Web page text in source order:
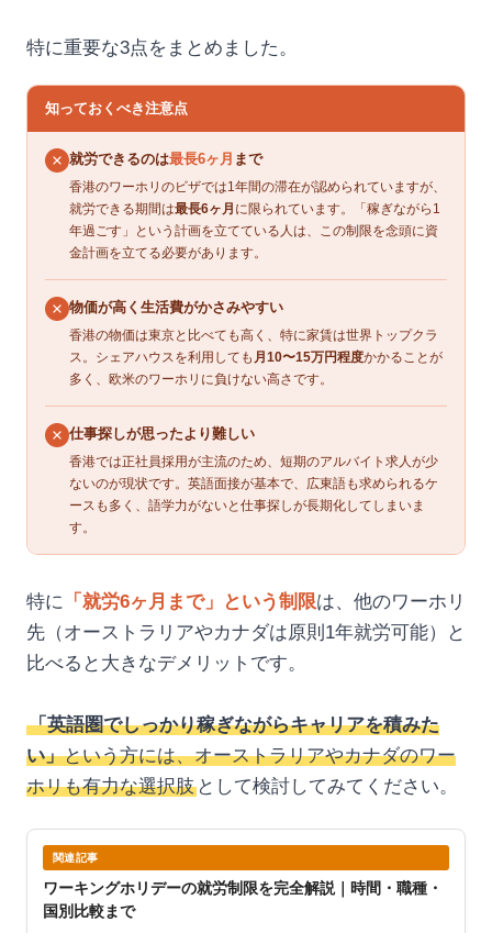
特に重要な3点をまとめました。
知っておくべき注意点
就労できるのは最長6ヶ月 まで
香港のワーホリのビザでは1年間の滞在が認められていますが、
就労できる期間は最長6ヶ月 に限られています。「稼ぎながら1
年過ごす」という計画を立てている人は、この制限を念頭に資
金計画を立てる必要があります。
物価が高く生活費がかさみやすい
香港の物価は東京と比べても高く、特に家賃は世界トップクラ
ス。シェアハウスを利用しても 月10〜15万円程度かかることが
多く、欧米のワーホリに負けない高さです。
仕事探しが思ったより難しい
香港では正社員採用が主流のため、短期のアルバイト求人が少
ないのが現状です。英語面接が基本で、広東語も求められるケ
ースも多く、語学力がないと仕事探しが長期化してしまいま
す。
特に 「就労6ヶ月まで」という制限は、他のワーホリ
先（オーストラリアやカナダは原則1年就労可能）と
比べると大きなデメリットです。
「英語圏でしっかり稼ぎながらキャリアを積みた
い」という方には、オーストラリアやカナダのワー
ホリも有力な選択肢として検討してみてください。
関連記事
ワーキングホリデーの就労制限を完全解説｜時間・職種・
国別比較まで